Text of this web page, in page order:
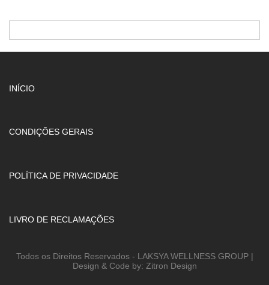
INÍCIO
CONDIÇÕES GERAIS
POLÍTICA DE PRIVACIDADE
LIVRO DE RECLAMAÇÕES
Todos os Direitos Reservados - LAKSYA WELLNESS GROUP |
Design & Code by: Zitron Design